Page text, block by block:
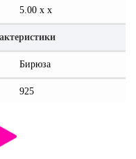
5.00 x x
Бирюза
925